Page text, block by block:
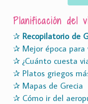
Planificación del
✰ Recopilatorio de
✰ Mejor época para
✰ ¿Cuánto cuesta
✰ Platos griegos
✰ Mapas de Grecia
✰ Cómo ir del